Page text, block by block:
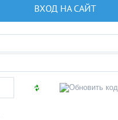
ВХОД НА САЙТ